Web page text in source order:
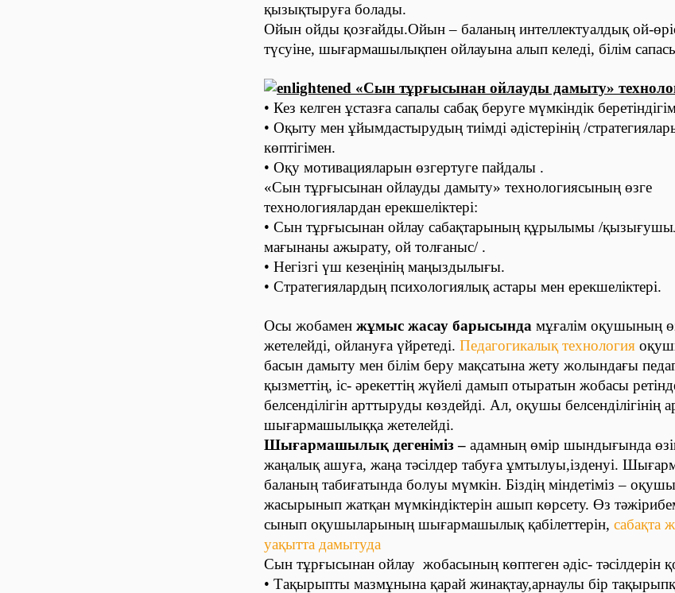
қызықтыруға болады.
Ойын ойды қозғайды.Ойын – баланың интеллектуалдық ой-
түсуіне, шығармашылықпен ойлауына алып келеді, білім
«Сын тұрғысынан ойлауды дамыту»
• Кез келген ұстазға сапалы сабақ беруге мүмкіндік
• Оқыту мен ұйымдастырудың тиімді әдістерінің /
көптігімен.
• Оқу мотивацияларын өзгертуге пайдалы .
«Сын тұрғысынан ойлауды дамыту» технологиясының өзге
технологиялардан ерекшеліктері:
• Сын тұрғысынан ойлау сабақтарының құрылымы /
мағынаны ажырату, ой толғаныс/ .
• Негізгі үш кезеңінің маңыздылығы.
• Стратегиялардың психологиялық астары мен ерекшеліктері.
Осы жобамен жұмыс жасау барысында мұғалім оқушының
жетелейді, ойлануға үйретеді. Педагогикалық технология
басын дамыту мен білім беру мақсатына жету жолындағы
қызметтің, іс- әрекеттің жүйелі дамып отыратын жобасы
белсенділігін арттыруды көздейді. Ал, оқушы белсенділігінің
шығармашылыққа жетелейді.
Шығармашылық дегеніміз – адамның өмір шындығында
жаңалық ашуға, жаңа тәсілдер табуға ұмтылуы,ізденуі.
баланың табиғатында болуы мүмкін. Біздің міндетіміз –
жасырынып жатқан мүмкіндіктерін ашып көрсету. Өз
сынып оқушыларының шығармашылық қабілеттерін, сабақта
уақытта дамытуда
Сын тұрғысынан ойлау жобасының көптеген әдіс- тәсілдерін
• Тақырыпты мазмұнына қарай жинақтау,арнаулы бір